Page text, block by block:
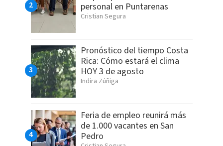
personal en Puntarenas
Cristian Segura
Pronóstico del tiempo Costa
Rica: Cómo estará el clima
HOY 3 de agosto
Indira Zúñiga
Feria de empleo reunirá más
de 1.000 vacantes en San
Pedro